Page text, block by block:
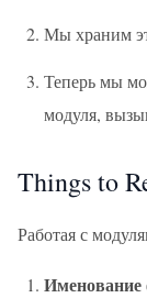
Мы храним
Теперь мы
модуля,
Things to
Работая с
Именование